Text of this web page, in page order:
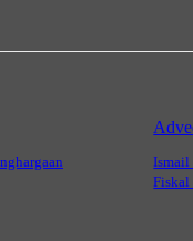
Ismail
Fiskal